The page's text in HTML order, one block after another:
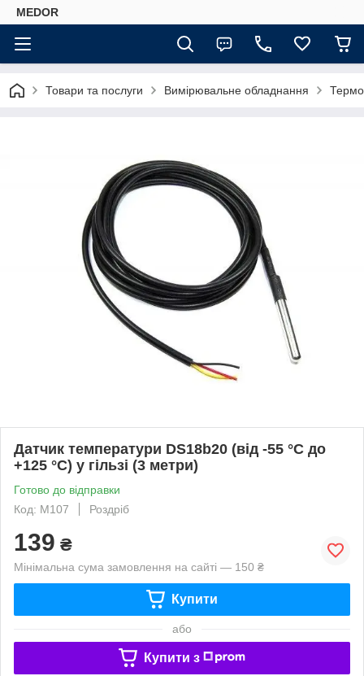
MEDOR
Товари та послуги Вимірювальне обладнання
Датчик температури DS18b20 (від -55 °C до
+125 °C) у гільзі (3 метри)
Готово до відправки
Код: M107
Роздріб
139 ₴
Мінімальна сума замовлення на сайті — 150 ₴
Купити
або
Купити з